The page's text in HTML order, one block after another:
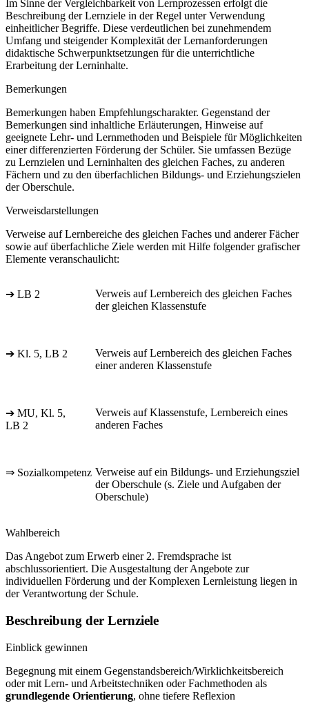
Im Sinne der Vergleichbarkeit von Lernprozessen erfolgt die
Beschreibung der Lernziele in der Regel unter Verwendung
einheitlicher Begriffe. Diese verdeutlichen bei zunehmendem
Umfang und steigender Komplexität der Lernanforderungen
didaktische Schwerpunktsetzungen für die unterrichtliche
Erarbeitung der Lerninhalte.
Bemerkungen
Bemerkungen haben Empfehlungscharakter. Gegenstand der
Bemerkungen sind inhaltliche Erläuterungen, Hinweise auf
geeignete Lehr- und Lernmethoden und Beispiele für Möglichkeiten
einer differenzierten Förderung der Schüler. Sie umfassen Bezüge
zu Lernzielen und Lerninhalten des gleichen Faches, zu anderen
Fächern und zu den überfachlichen Bildungs- und Erziehungszielen
der Oberschule.
Verweisdarstellungen
Verweise auf Lernbereiche des gleichen Faches und anderer Fächer
sowie auf überfachliche Ziele werden mit Hilfe folgender grafischer
Elemente veranschaulicht:
➔ LB 2
Verweis auf Lernbereich des gleichen Faches
der gleichen Klassenstufe
➔ Kl. 5, LB 2
Verweis auf Lernbereich des gleichen Faches
einer anderen Klassenstufe
➔ MU, Kl. 5,
LB 2
Verweis auf Klassenstufe, Lernbereich eines
anderen Faches
⇒ Sozialkompetenz Verweise auf ein Bildungs- und Erziehungsziel
der Oberschule (s. Ziele und Aufgaben der
Oberschule)
Wahlbereich
Das Angebot zum Erwerb einer 2. Fremdsprache ist
abschlussorientiert. Die Ausgestaltung der Angebote zur
individuellen Förderung und der Komplexen Lernleistung liegen in
der Verantwortung der Schule.
Beschreibung der Lernziele
Einblick gewinnen
Begegnung mit einem Gegenstandsbereich/Wirklichkeitsbereich
oder mit Lern- und Arbeitstechniken oder Fachmethoden als
grundlegende Orientierung, ohne tiefere Reflexion